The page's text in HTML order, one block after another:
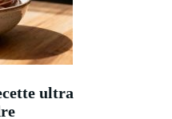
ultra